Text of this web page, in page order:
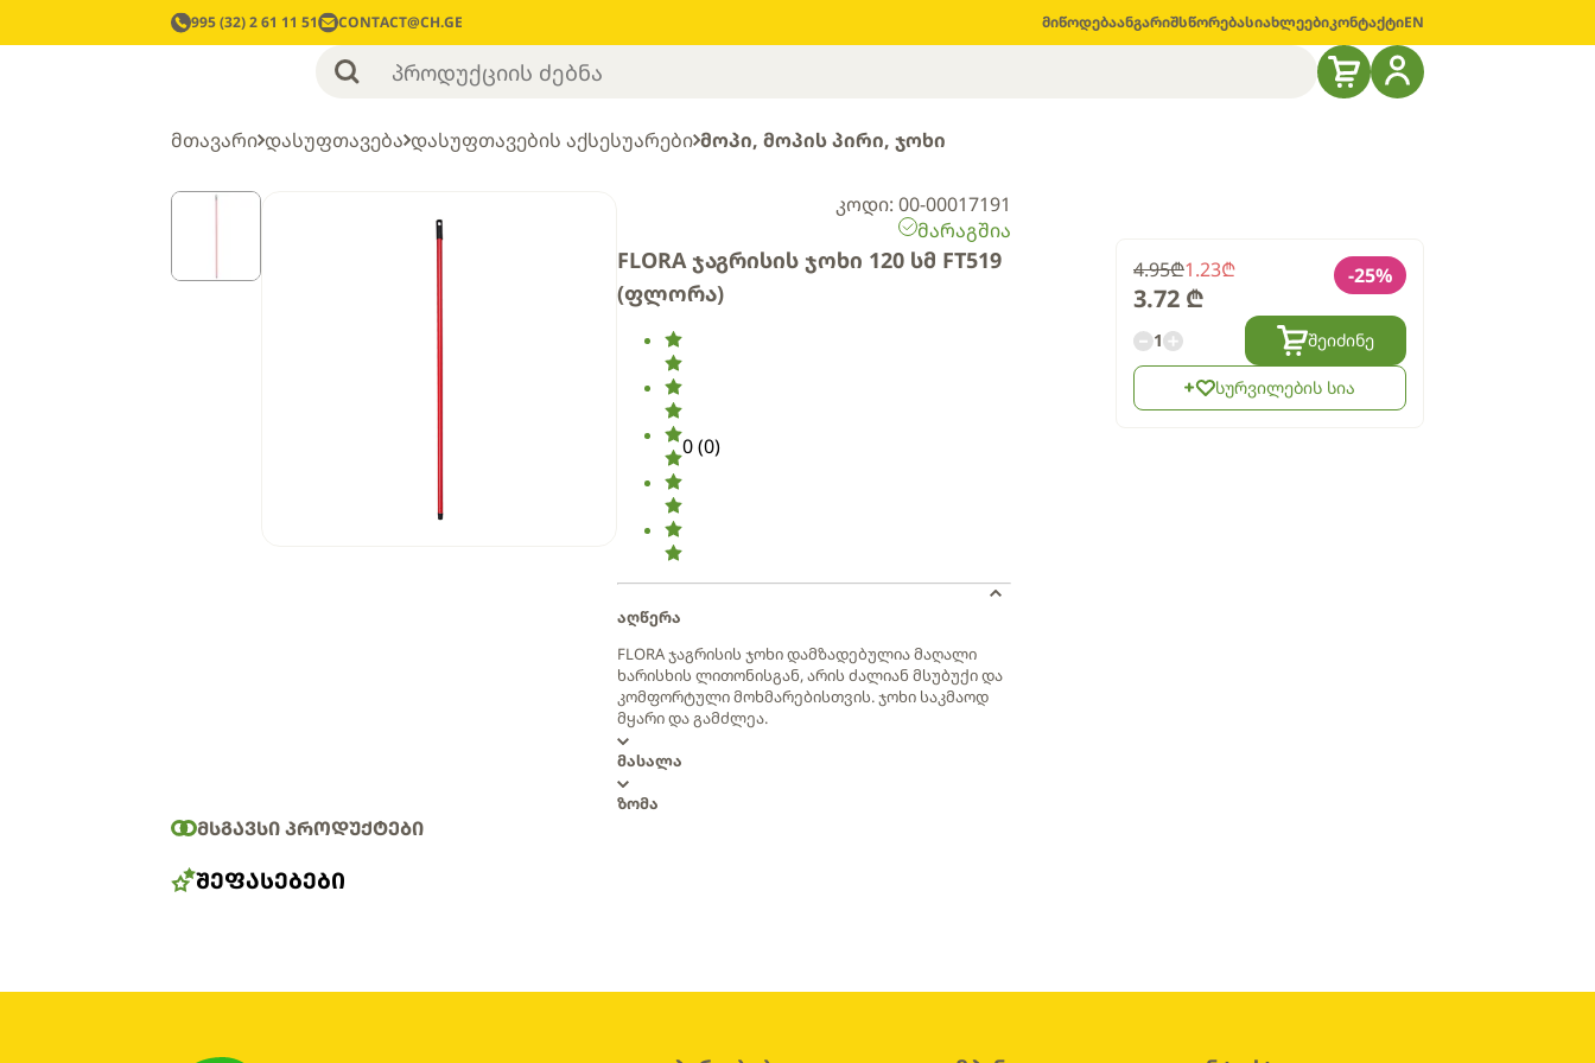
995 (32) 2 61 11 51 CONTACT@CH.GE მიწოდებაანგარიშსწორებასიახლეებიკონტაქტიEN
მთავარი დასუფთავება დასუფთავების აქსესუარები მოპი, მოპის პირი, ჯოხი
კოდი: 00-00017191
მარაგშია
FLORA ჯაგრისის ჯოხი 120 სმ FT519
(ფლორა)
0(0)
აღწერა
FLORA ჯაგრისის ჯოხი დამზადებულია მაღალი
ხარისხის ლითონისგან, არის ძალიან მსუბუქი და
კომფორტული მოხმარებისთვის. ჯოხი საკმაოდ
მყარი და გამძლეა.
მასალა
ზომა
ᲛᲡᲒᲐᲕᲡᲘ ᲞᲠᲝᲓᲣᲥᲢᲔᲑᲘ
ᲨᲔᲤᲐᲡᲔᲑᲔᲑᲘ
4.95₾1.23₾
3.72₾
-25%
1 შეიძინე
სურვილების სია